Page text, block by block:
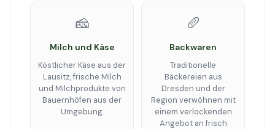
🧀
Milch und Käse
Köstlicher Käse aus der
Lausitz, frische Milch
und Milchprodukte von
Bauernhöfen aus der
Umgebung.
🥖
Backwaren
Traditionelle
Bäckereien aus
Dresden und der
Region verwöhnen mit
einem verlockenden
Angebot an frisch